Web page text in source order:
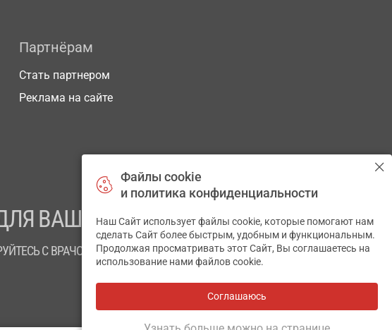
Партнёрам
Стать партнером
Реклама на сайте
ВАШЕГО ЗДОРОВЬЯ
С ВРАЧОМ
Файлы cookie
и политика конфиденциальности
Наш Сайт использует файлы cookie, которые помогают нам
сделать Сайт более быстрым, удобным и функциональным.
Продолжая просматривать этот Сайт, Вы соглашаетесь на
использование нами файлов cookie.
Соглашаюсь
✕